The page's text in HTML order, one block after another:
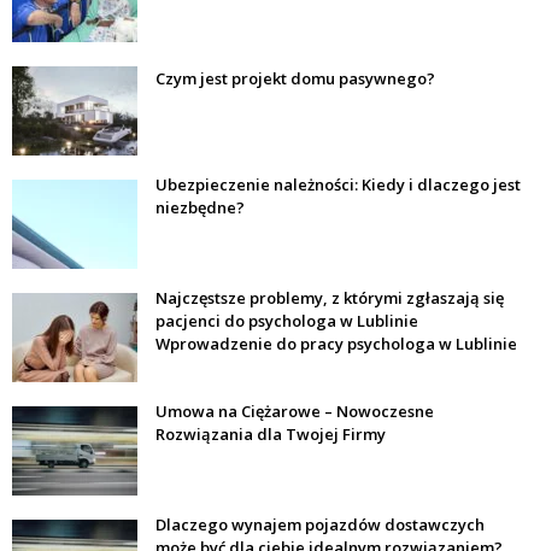
Czym jest projekt domu pasywnego?
Ubezpieczenie należności: Kiedy i dlaczego jest
niezbędne?
Najczęstsze problemy, z którymi zgłaszają się
pacjenci do psychologa w Lublinie
Wprowadzenie do pracy psychologa w Lublinie
Umowa na Ciężarowe – Nowoczesne
Rozwiązania dla Twojej Firmy
Dlaczego wynajem pojazdów dostawczych